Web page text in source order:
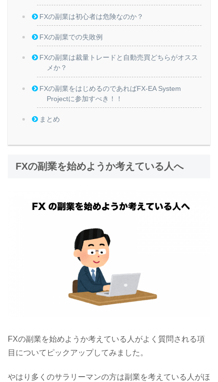
FXの副業は初心者は危険なのか？
FXの副業での失敗例
FXの副業は裁量トレードと自動売買どちらがオスス
メか？
FXの副業をはじめるのであればFX-EA System
Projectに参加すべき！！
まとめ
FXの副業を始めようか考えている人へ
FXの副業を始めようか考えている人がよく質問される項
目についてピックアップしてみました。
やはり多くのサラリーマンの方は副業を考えている人がほ